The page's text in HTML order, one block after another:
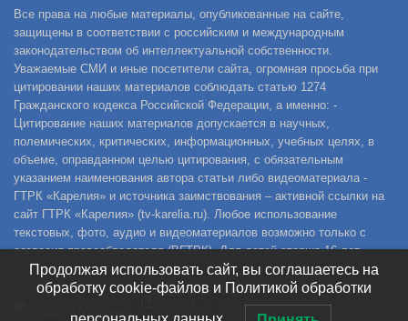
Все права на любые материалы, опубликованные на сайте,
защищены в соответствии с российским и международным
законодательством об интеллектуальной собственности.
Уважаемые СМИ и иные посетители сайта, огромная просьба при
цитировании наших материалов соблюдать статью 1274
Гражданского кодекса Российской Федерации, а именно: -
Цитирование наших материалов допускается в научных,
полемических, критических, информационных, учебных целях, в
объеме, оправданном целью цитирования, с обязательным
указанием наименования автора статьи либо видеоматериала -
ГТРК «Карелия» и источника заимствования – активной ссылки на
сайт ГТРК «Карелия» (tv-karelia.ru). Любое использование
текстовых, фото, аудио и видеоматериалов возможно только с
согласия правообладателя (ВГТРК). Для детей старше 16 лет.
Продолжая использовать сайт, вы соглашаетесь на
обработку cookie-файлов и Политикой обработки